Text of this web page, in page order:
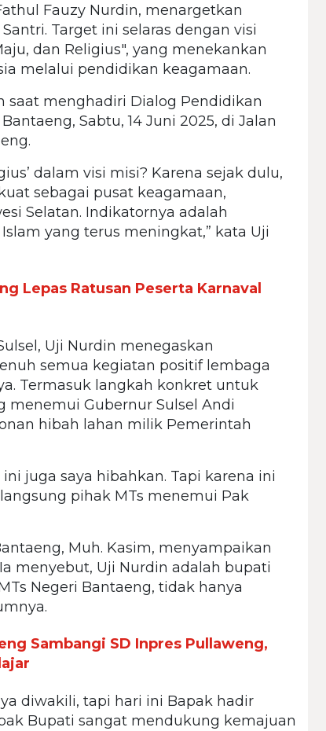
Fauzy Nurdin, menargetkan
Target ini selaras dengan visi
dan Religius", yang menekankan
melalui pendidikan keagamaan.
saat menghadiri Dialog Pendidikan
Sabtu, 14 Juni 2025, di Jalan
dalam visi misi? Karena sejak dulu,
sebagai pusat keagamaan,
Selatan. Indikatornya adalah
yang terus meningkat,” kata Uji
Lepas Ratusan Peserta Karnaval
Uji Nurdin menegaskan
semua kegiatan positif lembaga
Termasuk langkah konkret untuk
menemui Gubernur Sulsel Andi
hibah lahan milik Pemerintah
juga saya hibahkan. Tapi karena ini
pihak MTs menemui Pak
Muh. Kasim, menyampaikan
menyebut, Uji Nurdin adalah bupati
Negeri Bantaeng, tidak hanya
Sambangi SD Inpres Pullaweng,
diwakili, tapi hari ini Bapak hadir
Bupati sangat mendukung kemajuan